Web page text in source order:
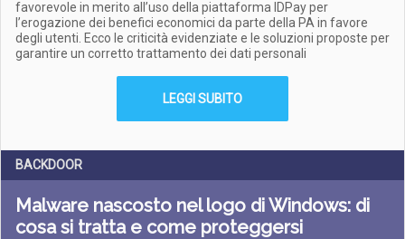
favorevole in merito all’uso della piattaforma IDPay per
l’erogazione dei benefici economici da parte della PA in favore
degli utenti. Ecco le criticità evidenziate e le soluzioni proposte per
garantire un corretto trattamento dei dati personali
LEGGI SUBITO
BACKDOOR
Malware nascosto nel logo di Windows: di
cosa si tratta e come proteggersi